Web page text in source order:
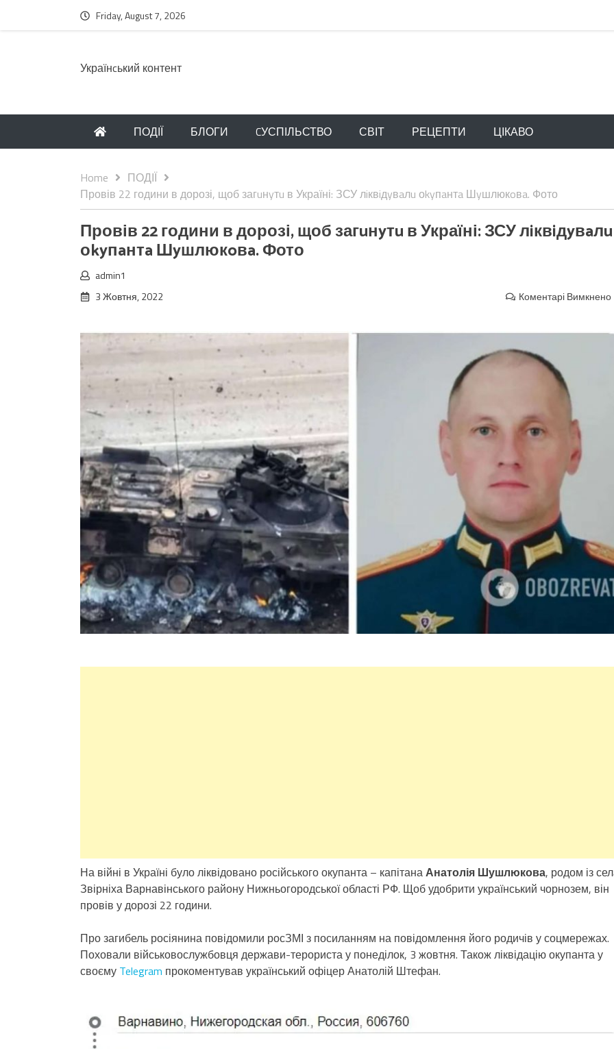
Friday, August 7, 2026
Українcький контент
ПОДІЇ БЛОГИ CУСПІЛЬСТВО СВІТ РЕЦЕПТИ ЦІКАВО
Home
ПОДІЇ
Провів 22 години в дорозі, щоб загuнyтu в Україні: ЗСУ лiквiдyвaлu оkyпaнтa Шyшлюкoвa. Фото
Провів 22 години в дорозі, щоб загuнyтu в Україні: ЗСУ лiквiдyвaлu
оkyпaнтa Шyшлюкoвa. Фото
admin1
3 Жовтня, 2022
Коментарі Вимкнено
На війні в Україні було ліквідовано російського окупанта – капітанаАнатолія Шушлюкова, родом із
Звірніха Варнавінського району Нижньогородської області РФ. Щоб удобрити український чорнозем, він
провів у дорозі 22 години.
Про загибель росіянина повідомили росЗМІ з посиланням на повідомлення його родичів у соцмережах.
Поховали військовослужбовця держави-терориста у понеділок, 3 жовтня. Також ліквідацію окупанта у
своєму Telegram прокоментував український офіцер Анатолій Штефан.